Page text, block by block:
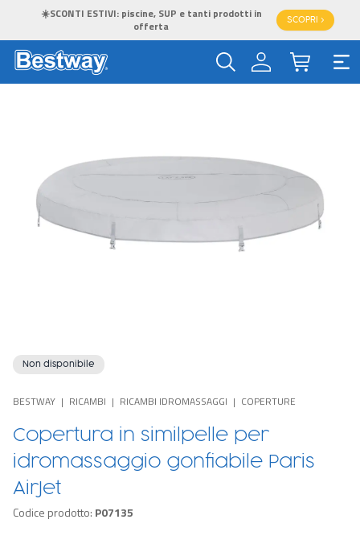
☀️SCONTI ESTIVI: piscine, SUP e tanti prodotti in
offerta
SCOPRI >
Non disponibile
BESTWAY RICAMBI RICAMBI IDROMASSAGGI COPERTURE
Copertura in similpelle per
idromassaggio gonfiabile Paris
AirJet
Codice prodotto: P07135